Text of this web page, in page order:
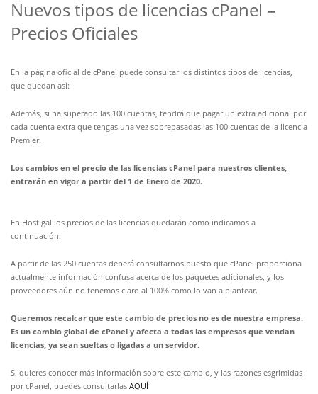
Nuevos tipos de licencias cPanel –
Precios Oficiales
En la página oficial de cPanel puede consultar los distintos tipos de licencias,
que quedan así:
Además, si ha superado las 100 cuentas, tendrá que pagar un extra adicional por
cada cuenta extra que tengas una vez sobrepasadas las 100 cuentas de la licencia
Premier.
Los cambios en el precio de las licencias cPanel para nuestros clientes,
entrarán en vigor a partir del 1 de Enero de 2020.
En Hostigal los precios de las licencias quedarán como indicamos a
continuación:
A partir de las 250 cuentas deberá consultarnos puesto que cPanel proporciona
actualmente información confusa acerca de los paquetes adicionales, y los
proveedores aún no tenemos claro al 100% como lo van a plantear.
Queremos recalcar que este cambio de precios no es de nuestra empresa.
Es un cambio global de cPanel y afecta a todas las empresas que vendan
licencias, ya sean sueltas o ligadas a un servidor.
Si quieres conocer más información sobre este cambio, y las razones esgrimidas
por cPanel, puedes consultarlas AQUÍ